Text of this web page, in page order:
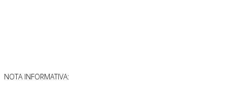
NOTA INFORMATIVA: